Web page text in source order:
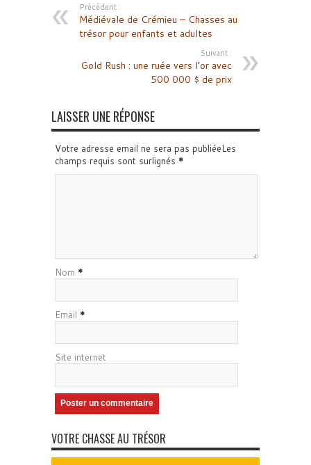
Précédent :
Médiévale de Crémieu – Chasses au
trésor pour enfants et adultes
Suivant :
Gold Rush : une ruée vers l’or avec
500 000 $ de prix
LAISSER UNE RÉPONSE
Votre adresse email ne sera pas publiéeLes
champs requis sont surlignés *
Nom *
Email *
Site internet
VOTRE CHASSE AU TRÉSOR